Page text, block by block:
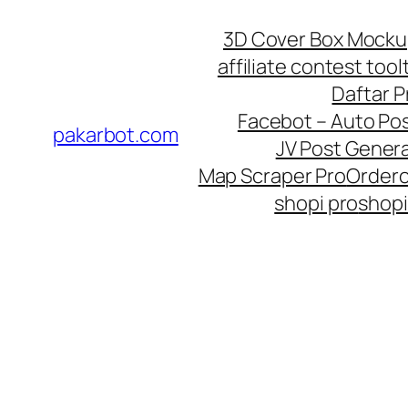
pakarbot.com
3D Cover Box
affiliate contest
Daftar
Facebot – Auto
JV Post
Map Scraper Pro
shopi pro